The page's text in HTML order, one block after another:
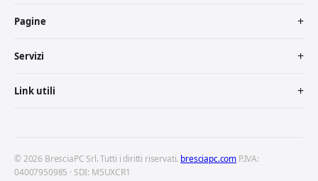
Pagine
Servizi
Link utili
© 2026 BresciaPC Srl. Tutti i diritti riservati. bresciapc.com P.IVA:
04007950985 · SDI: M5UXCR1